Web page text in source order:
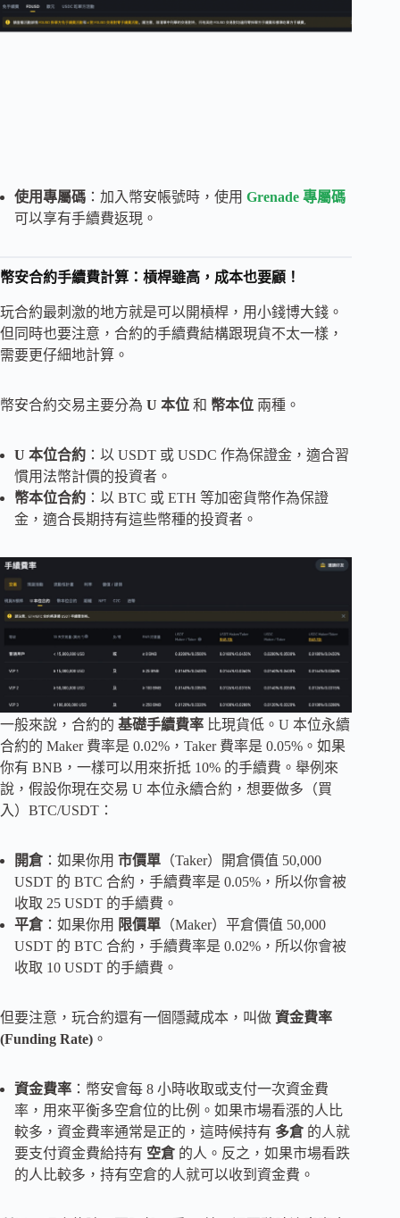
使用專屬碼 ：加入幣安帳號時，使用 Grenade 專屬碼
可以享有手續費返現。
幣安合約手續費計算：槓桿雖高，成本也要顧！
玩合約最刺激的地方就是可以開槓桿，用小錢博大錢。
但同時也要注意，合約的手續費結構跟現貨不太一樣，
需要更仔細地計算。
幣安合約交易主要分為 U 本位 和 幣本位 兩種。
U 本位合約 ：以 USDT 或 USDC 作為保證金，適合習
慣用法幣計價的投資者。
幣本位合約 ：以 BTC 或 ETH 等加密貨幣作為保證
金，適合長期持有這些幣種的投資者。
一般來說，合約的 基礎手續費率 比現貨低。U 本位永續
合約的 Maker 費率是 0.02%，Taker 費率是 0.05%。如果
你有 BNB，一樣可以用來折抵 10% 的手續費。舉例來
說，假設你現在交易 U 本位永續合約，想要做多（買
入）BTC/USDT：
開倉 ：如果你用 市價單 （Taker）開倉價值 50,000
USDT 的 BTC 合約，手續費率是 0.05%，所以你會被
收取 25 USDT 的手續費。
平倉 ：如果你用 限價單 （Maker）平倉價值 50,000
USDT 的 BTC 合約，手續費率是 0.02%，所以你會被
收取 10 USDT 的手續費。
但要注意，玩合約還有一個隱藏成本，叫做 資金費率
(Funding Rate) 。
資金費率 ：幣安會每 8 小時收取或支付一次資金費
率，用來平衡多空倉位的比例。如果市場看漲的人比
較多，資金費率通常是正的，這時候持有 多倉 的人就
要支付資金費給持有 空倉 的人。反之，如果市場看跌
的人比較多，持有空倉的人就可以收到資金費。